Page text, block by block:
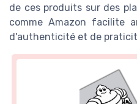
de ces produits sur des
comme Amazon facilite
d'authenticité et de